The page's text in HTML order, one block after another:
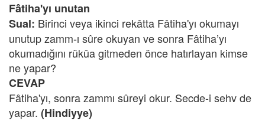
Fâtiha'yı unutan
Sual: Birinci veya ikinci rekâtta Fâtiha'yı okumayı
unutup zamm-ı sûre okuyan ve sonra Fâtiha’yı
okumadığını rükûa gitmeden önce hatırlayan kimse
ne yapar?
CEVAP
Fâtiha'yı, sonra zammı sûreyi okur. Secde-i sehv de
yapar. (Hindiyye)